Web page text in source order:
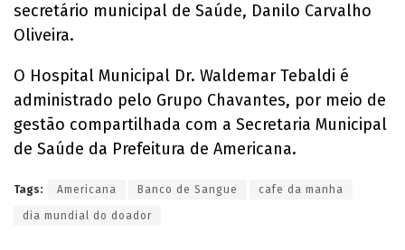
secretário municipal de Saúde, Danilo Carvalho
Oliveira.
O Hospital Municipal Dr. Waldemar Tebaldi é
administrado pelo Grupo Chavantes, por meio de
gestão compartilhada com a Secretaria Municipal
de Saúde da Prefeitura de Americana.
Tags: Americana Banco de Sangue cafe da manha
dia mundial do doador